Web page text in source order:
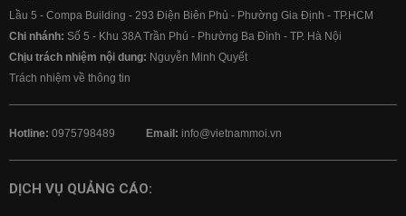
Lầu 5 - Compa Building - 293 Điện Biên Phủ - Phường Gia Định - TP.HCM
Chi nhánh: Số 5 - Khu 38A Trần Phú - Phường Ba Đình - TP. Hà Nội
Chịu trách nhiệm nội dung: Nguyễn Minh Quyết
Trách nhiệm về thông tin
Hotline: 0975798489 Email: info@vietnammoi.vn
DỊCH VỤ QUẢNG CÁO: